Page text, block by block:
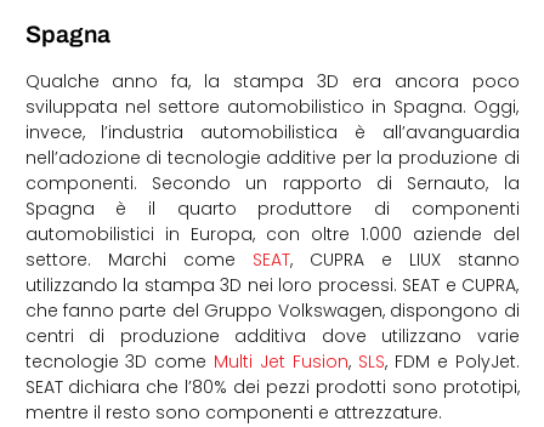
Spagna
Qualche anno fa, la stampa 3D era ancora poco
sviluppata nel settore automobilistico in Spagna. Oggi,
invece, l’industria automobilistica è all’avanguardia
nell’adozione di tecnologie additive per la produzione di
componenti. Secondo un rapporto di Sernauto, la
Spagna è il quarto produttore di componenti
automobilistici in Europa, con oltre 1.000 aziende del
settore. Marchi come SEAT, CUPRA e LIUX stanno
utilizzando la stampa 3D nei loro processi. SEAT e CUPRA,
che fanno parte del Gruppo Volkswagen, dispongono di
centri di produzione additiva dove utilizzano varie
tecnologie 3D come Multi Jet Fusion, SLS, FDM e PolyJet.
SEAT dichiara che l’80% dei pezzi prodotti sono prototipi,
mentre il resto sono componenti e attrezzature.